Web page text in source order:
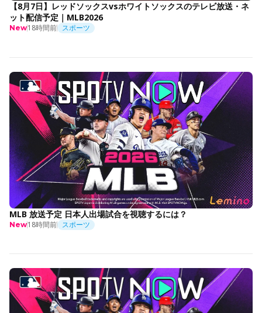
【8月7日】レッドソックスvsホワイトソックスのテレビ放送・ネ
ット配信予定｜MLB2026
New18時間前 スポーツ
MLB 放送予定 日本人出場試合を視聴するには？
New18時間前 スポーツ